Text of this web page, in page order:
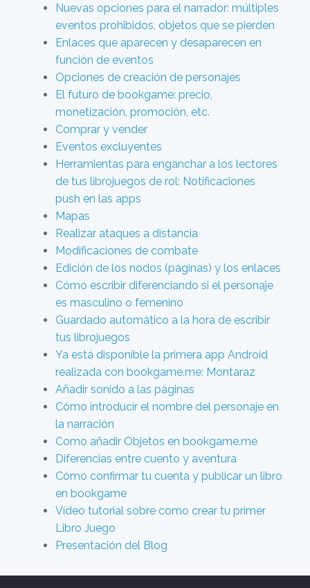
Nuevas opciones para el narrador: múltiples
eventos prohibidos, objetos que se pierden
Enlaces que aparecen y desaparecen en
función de eventos
Opciones de creación de personajes
El futuro de bookgame: precio,
monetización, promoción, etc.
Comprar y vender
Eventos excluyentes
Herramientas para enganchar a los lectores
de tus librojuegos de rol: Notificaciones
push en las apps
Mapas
Realizar ataques a distancia
Modificaciones de combate
Edición de los nodos (páginas) y los enlaces
Cómo escribir diferenciando si el personaje
es masculino o femenino
Guardado automático a la hora de escribir
tus librojuegos
Ya está disponible la primera app Android
realizada con bookgame.me: Montaraz
Añadir sonido a las páginas
Cómo introducir el nombre del personaje en
la narración
Como añadir Objetos en bookgame.me
Diferencias entre cuento y aventura
Cómo confirmar tu cuenta y publicar un libro
en bookgame
Vídeo tutorial sobre como crear tu primer
Libro Juego
Presentación del Blog